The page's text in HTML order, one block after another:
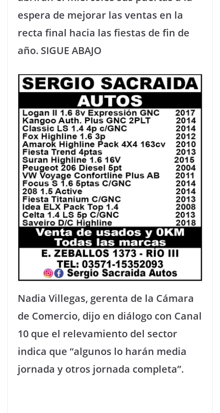
espera de mejorar las ventas en la
recta final hacia las fiestas de fin de
año. SIGUE ABAJO
Nadia Villegas, gerenta de la Cámara
de Comercio, dijo en diálogo con Canal
10 que el relevamiento del sector
indica que “algunos lo harán media
jornada y otros jornada completa”.